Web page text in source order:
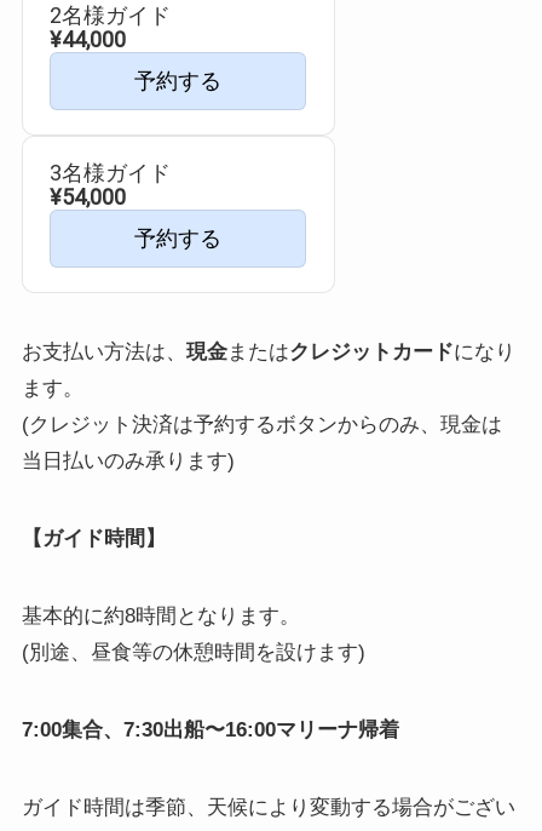
2名様ガイド
¥44,000
予約する
3名様ガイド
¥54,000
予約する
お支払い方法は、 現金またはクレジットカードになり
ます。
(クレジット決済は予約するボタンからのみ、現金は
当日払いのみ承ります)
【ガイド時間】
基本的に約8時間となります。
(別途、昼食等の休憩時間を設けます)
7:00集合、7:30出船〜16:00マリーナ帰着
ガイド時間は季節、天候により変動する場合がござい